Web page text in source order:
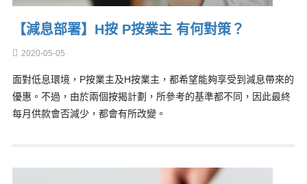
【減息部署】H按 P按業主 有何對策？
2020-05-05
面對低息環境，P按業主及H按業主，都希望能夠享受到減息帶來的
優惠。不過，由於兩個按揭計劃，所參考的基準都不同，因此最終
每月供款會否減少，都會有所改變。